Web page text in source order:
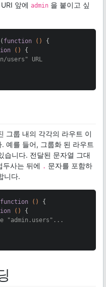
앞에 admin 을 붙이고 싶
function ()
{
()
{
users" URL
그룹 내의 각각의 라우트 이
예를 들어, 그룹화 된 라우트
습니다. 전달된 문자열 그대
두사는 뒤에 . 문자를 포함하
니다.
function ()
{
()
{
"admin.users"...